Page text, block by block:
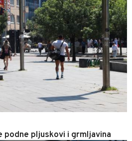
podne pljuskovi i grmljavina